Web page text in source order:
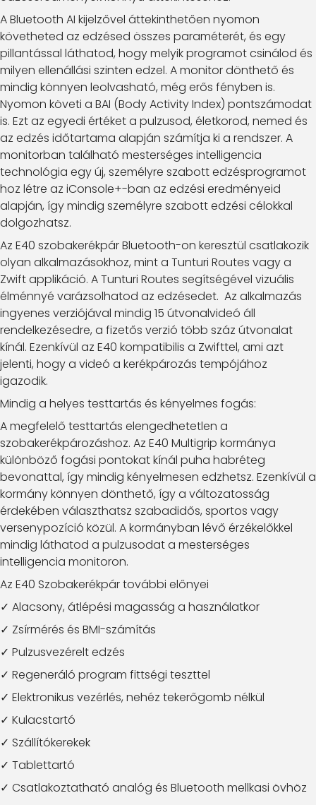
A Bluetooth AI kijelzővel áttekinthetően nyomon
követheted az edzésed összes paraméterét, és egy
pillantással láthatod, hogy melyik programot csinálod és
milyen ellenállási szinten edzel. A monitor dönthető és
mindig könnyen leolvasható, még erős fényben is.
Nyomon követi a BAI (Body Activity Index) pontszámodat
is. Ezt az egyedi értéket a pulzusod, életkorod, nemed és
az edzés időtartama alapján számítja ki a rendszer. A
monitorban található mesterséges intelligencia
technológia egy új, személyre szabott edzésprogramot
hoz létre az iConsole+-ban az edzési eredményeid
alapján, így mindig személyre szabott edzési célokkal
dolgozhatsz.
Az E40 szobakerékpár Bluetooth-on keresztül csatlakozik
olyan alkalmazásokhoz, mint a Tunturi Routes vagy a
Zwift applikáció. A Tunturi Routes segítségével vizuális
élménnyé varázsolhatod az edzésedet. Az alkalmazás
ingyenes verziójával mindig 15 útvonalvideó áll
rendelkezésedre, a fizetős verzió több száz útvonalat
kínál. Ezenkívül az E40 kompatibilis a Zwifttel, ami azt
jelenti, hogy a videó a kerékpározás tempójához
igazodik.
Mindig a helyes testtartás és kényelmes fogás:
A megfelelő testtartás elengedhetetlen a
szobakerékpározáshoz. Az E40 Multigrip kormánya
különböző fogási pontokat kínál puha habréteg
bevonattal, így mindig kényelmesen edzhetsz. Ezenkívül a
kormány könnyen dönthető, így a változatosság
érdekében választhatsz szabadidős, sportos vagy
versenypozíció közül. A kormányban lévő érzékelőkkel
mindig láthatod a pulzusodat a mesterséges
intelligencia monitoron.
Az E40 Szobakerékpár további előnyei
✓ Alacsony, átlépési magasság a használatkor
✓ Zsírmérés és BMI-számítás
✓ Pulzusvezérelt edzés
✓ Regeneráló program fittségi teszttel
✓ Elektronikus vezérlés, nehéz tekerőgomb nélkül
✓ Kulacstartó
✓ Szállítókerekek
✓ Tablettartó
✓ Csatlakoztatható analóg és Bluetooth mellkasi övhöz